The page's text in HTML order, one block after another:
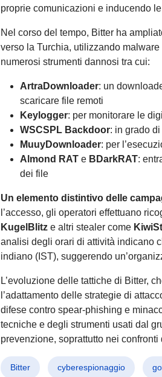
proprie comunicazioni e inducendo
Nel corso del tempo, Bitter ha
verso la Turchia, utilizzando malware
numerosi strumenti dannosi tra cui:
ArtraDownloader: un
scaricare file remoti
Keylogger: per monitorare le
WSCSPL Backdoor: in grado
MuuyDownloader: per
Almond RAT e BDarkRAT:
dei file
Un elemento distintivo delle
l’accesso, gli operatori effettuano
KugelBlitz e altri stealer come
analisi degli orari di attività indicano
indiano (IST), suggerendo
L’evoluzione delle tattiche di Bitter,
l’adattamento delle strategie di
difese contro spear-phishing e
tecniche e degli strumenti usati dal
prevenzione, soprattutto nei
Bitter cyberespionaggio